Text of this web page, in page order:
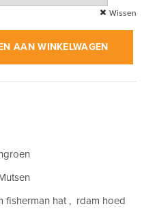
Wissen
AAN WINKELWAGEN
fisherman hat , rdam hoed